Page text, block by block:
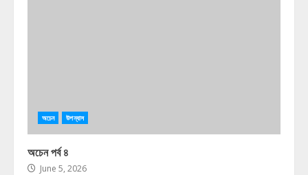
অচেন উপন্যাস
অচেন পর্ব ৪
June 5, 2026